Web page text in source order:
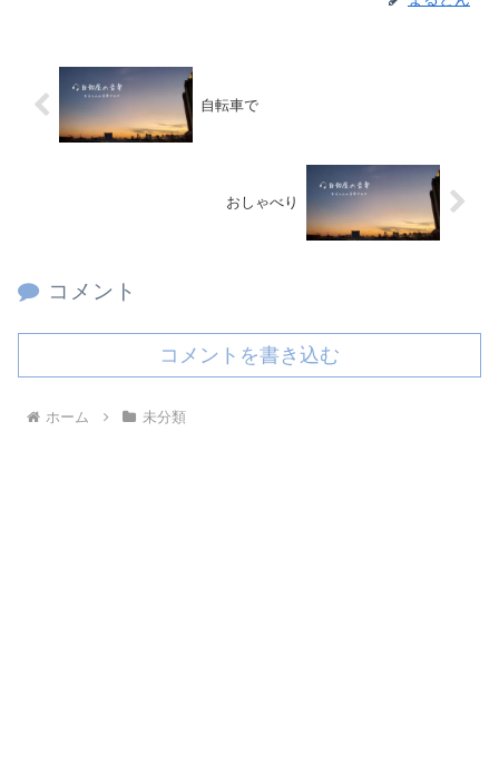
自転車で
おしゃべり
コメント
コメントを書き込む
ホーム 未分類